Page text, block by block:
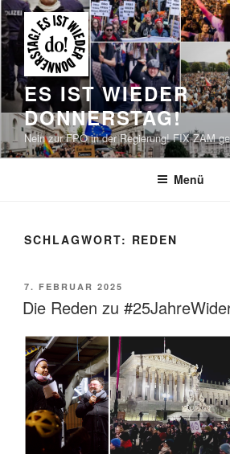
Zum
Inhalt
springen
ES IST WIEDER
DONNERSTAG!
Nein zur FPÖ in der Regierung! FIX ZAM
Menü
SCHLAGWORT: REDEN
VERÖFFENTLICHT
AM
7. FEBRUAR 2025
Die Reden zu